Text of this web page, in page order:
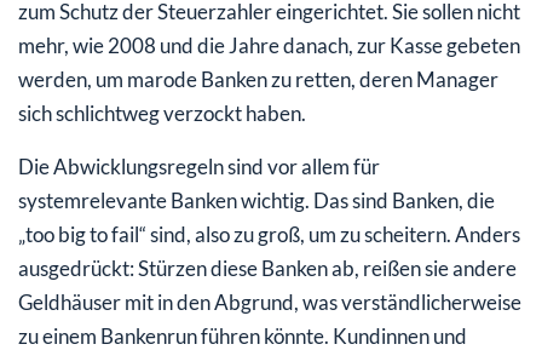
zum Schutz der Steuerzahler eingerichtet. Sie sollen nicht
mehr, wie 2008 und die Jahre danach, zur Kasse gebeten
werden, um marode Banken zu retten, deren Manager
sich schlichtweg verzockt haben.
Die Abwicklungsregeln sind vor allem für
systemrelevante Banken wichtig. Das sind Banken, die
„too big to fail“ sind, also zu groß, um zu scheitern. Anders
ausgedrückt: Stürzen diese Banken ab, reißen sie andere
Geldhäuser mit in den Abgrund, was verständlicherweise
zu einem Bankenrun führen könnte. Kundinnen und